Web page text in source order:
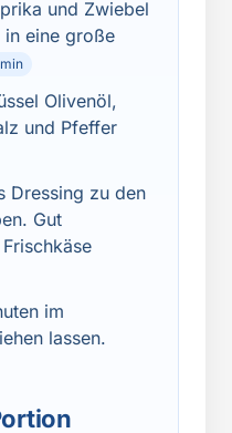
und Zwiebel
in eine große
Olivenöl,
und Pfeffer
Dressing zu den
Gut
im
lassen.